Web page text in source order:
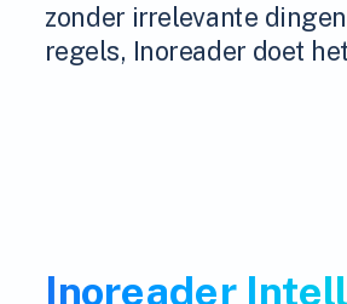
zonder irrelevante
regels, Inoreader doet
Inoreader